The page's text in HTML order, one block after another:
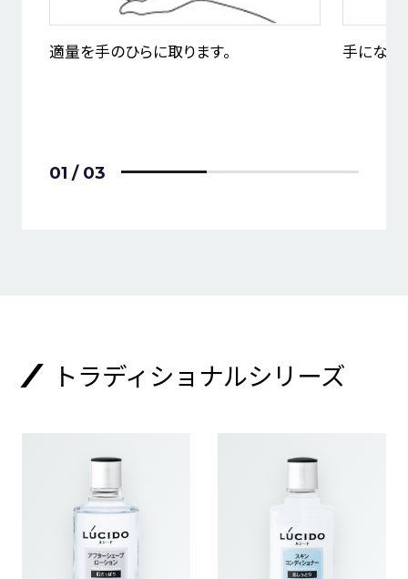
適量を手のひらに取ります。 手になじ
01 / 03
トラディショナルシリーズ